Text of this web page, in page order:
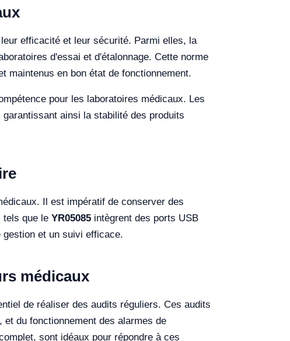
efficacité et leur sécurité. Parmi elles, la
d'essai et d'étalonnage. Cette norme
en bon état de fonctionnement.
pour les laboratoires médicaux. Les
ainsi la stabilité des produits
Il est impératif de conserver des
tels que le YR05085 intègrent des ports USB
gestion et un suivi efficace.
médicaux
de réaliser des audits réguliers. Ces audits
du fonctionnement des alarmes de
sont idéaux pour répondre à ces